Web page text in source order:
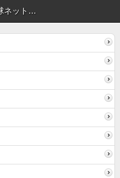
一部防球ネット延伸 | 地域の出来事